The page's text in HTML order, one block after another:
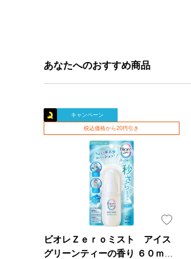
あなたへのおすすめ商品
キャンペーン
税込価格から20円引き
ビオレＺｅｒｏミスト アイス
グリーンティーの香り ６０ｍＬ